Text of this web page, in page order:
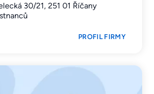
30/21, 251 01 Říčany
PROFIL FIRMY